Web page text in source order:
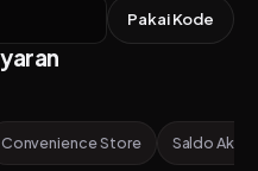
Pakai Kode
Convenience Store Saldo Akun